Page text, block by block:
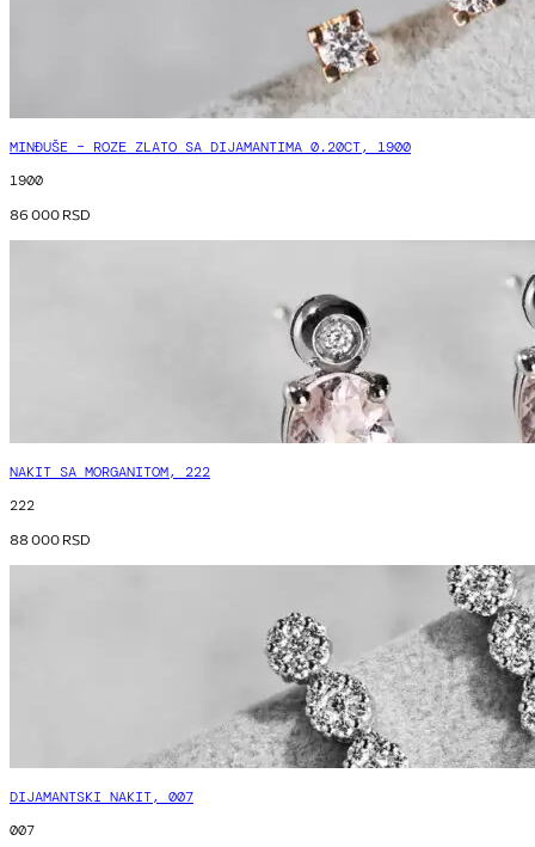
MINĐUŠE – ROZE ZLATO SA DIJAMANTIMA 0.20CT, 1900
1900
86 000RSD
NAKIT SA MORGANITOM, 222
222
88 000RSD
DIJAMANTSKI NAKIT, 007
007